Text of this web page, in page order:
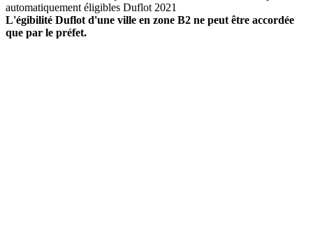
automatiquement éligibles Duflot 2021
L'égibilité Duflot d'une ville en zone B2 ne peut être accordée
que par le préfet.